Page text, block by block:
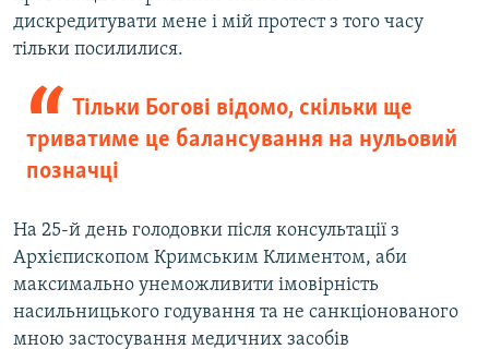
дискредитувати мене і мій протест з того часу
тільки посилилися.
Тільки Богові відомо, скільки ще
триватиме це балансування на нульовий
позначці
На 25-й день голодовки після консультації з
Архієпископом Кримським Климентом, аби
максимально унеможливити імовірність
насильницького годування та не санкціонованого
мною застосування медичних засобів